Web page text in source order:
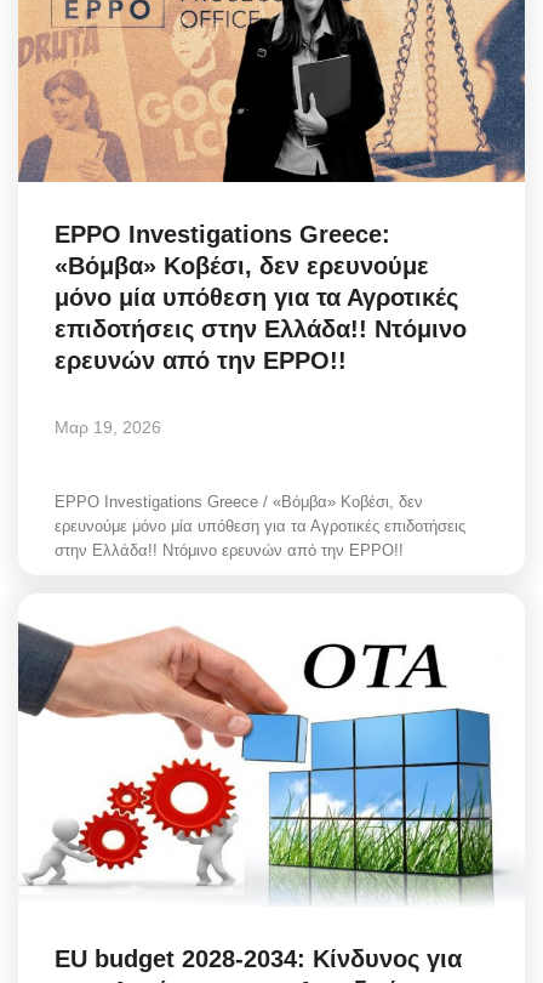
EPPO Investigations Greece:
«Βόμβα» Κοβέσι, δεν ερευνούμε
μόνο μία υπόθεση για τα Αγροτικές
επιδοτήσεις στην Ελλάδα!! Ντόμινο
ερευνών από την EPPO!!
Μαρ 19, 2026
EPPO Investigations Greece / «Βόμβα» Κοβέσι, δεν
ερευνούμε μόνο μία υπόθεση για τα Αγροτικές επιδοτήσεις
στην Ελλάδα!! Ντόμινο ερευνών από την EPPO!!
EU budget 2028-2034: Κίνδυνος για